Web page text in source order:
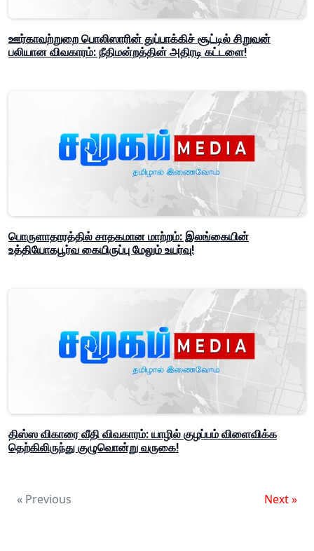
ஊர்காவற்றுறை பொலிஸாரின் துப்பாக்கிச் சூட்டில் சிறுவன்
பலியான விவகாரம்: நீதிமன்றத்தின் அதிரடி கட்டளை!
பொருளாதாரத்தில் சாதகமான மாற்றம்: இலங்கையின்
உத்தியோகபூர்வ கையிருப்பு மேலும் உயர்வு!
திஸ்ஸ விகாரை வீதி விவகாரம்: யாழில் குழப்பம் விளைவிக்க
தெற்கிலிருந்து குழுவொன்று வருகை!
« Previous Next »